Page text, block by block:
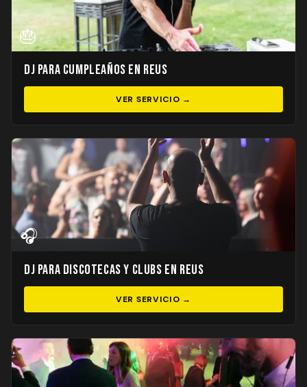
🎂
DJ para Cumpleaños en Reus
VER SERVICIO →
🎧
DJ para Discotecas y Clubs en Reus
VER SERVICIO →